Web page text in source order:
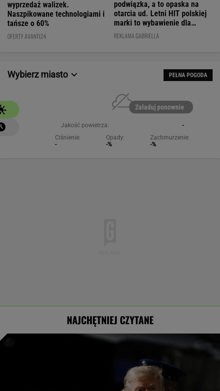
wyprzedaż walizek.
Naszpikowane technologiami i
tańsze o 60%
OFERTY AVANTI24
podwiązka, a to opaska na
otarcia ud. Letni HIT polskiej
marki to wybawienie dla
kobiet!
REKLAMA GABRIELLA
Wybierz miasto PEŁNA POGODA
Załaduj ponownie
Jakość powietrza:
-
Ciśnienie:
-
Opady:
-%
Zachmurzenie:
-%
NAJCHĘTNIEJ CZYTANE